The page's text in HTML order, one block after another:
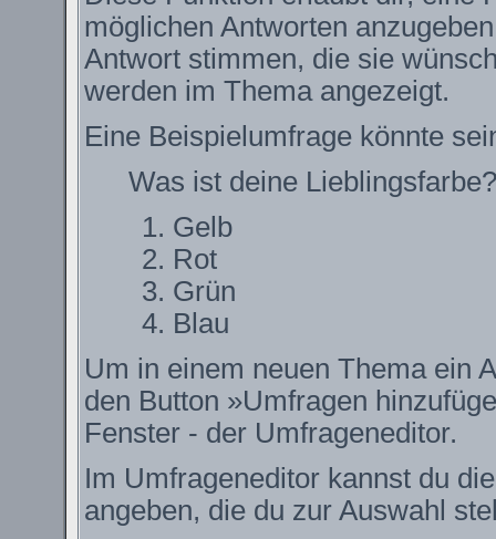
möglichen Antworten
Antwort stimmen, die sie
werden im Thema angezeigt.
Eine Beispielumfrage könnte
Was ist deine Lieblingsfarbe?
Gelb
Rot
Grün
Blau
Um in einem neuen Thema ein
den Button »Umfragen
Fenster - der Umfrageneditor.
Im Umfrageneditor kannst du
angeben, die du zur Auswahl